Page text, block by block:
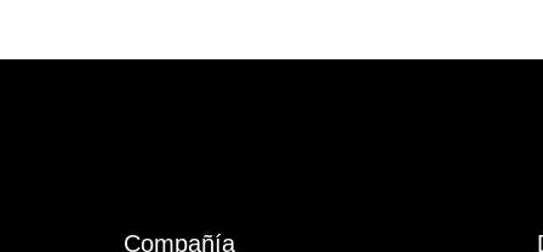
BURNT UMBER
Compañía